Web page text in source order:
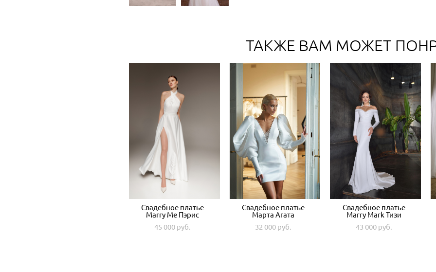
ТАКЖЕ ВАМ МОЖЕТ
Свадебное платье
Marry Me Пэрис
45 000 pуб.
Свадебное платье
Марта Агата
32 000 pуб.
Свадебное платье
Marry Mark Тизи
43 000 pуб.